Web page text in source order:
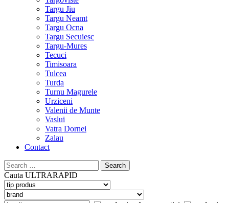
Targu Jiu
Targu Neamt
Targu Ocna
Targu Secuiesc
Targu-Mures
Tecuci
Timisoara
Tulcea
Turda
Turnu Magurele
Urziceni
Valenii de Munte
Vaslui
Vatra Dornei
Zalau
Contact
Search
for:
Cauta ULTRARAPID